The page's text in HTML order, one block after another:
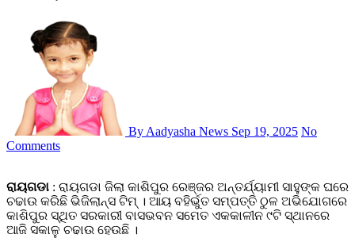
By Aadyasha News Sep 19, 2025 No
Comments
ରାୟଗଡା : ରାୟଗଡା ଜିଲା କାଶିପୁର ରେଞ୍ଜର ଅନ୍ତର୍ଯ୍ୟାମୀ ସାହୁଙ୍କ ଘରେ
ଚଢାଉ କରିଛି ଭିଜିଲାନ୍ସ ଟିମ୍‍ । ଆୟ ବହିର୍ଭୁତ ସମ୍ପତ୍ତି ଠୁଳ ଅଭିଯୋଗରେ
କାଶିପୁର ସ୍ଥିତ ସରକାରୀ ବାସଭବନ ସମେତ ଏକକାଳୀନ ୯ଟି ସ୍ଥାନରେ
ଆଜି ସକାଳୁ ଚଢାଉ ହେଉଛି ।